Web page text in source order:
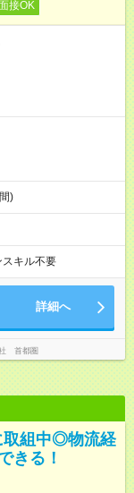
接OK
)
スキル不要
詳細へ
社 首都圏
取組中◎物流経
きる！